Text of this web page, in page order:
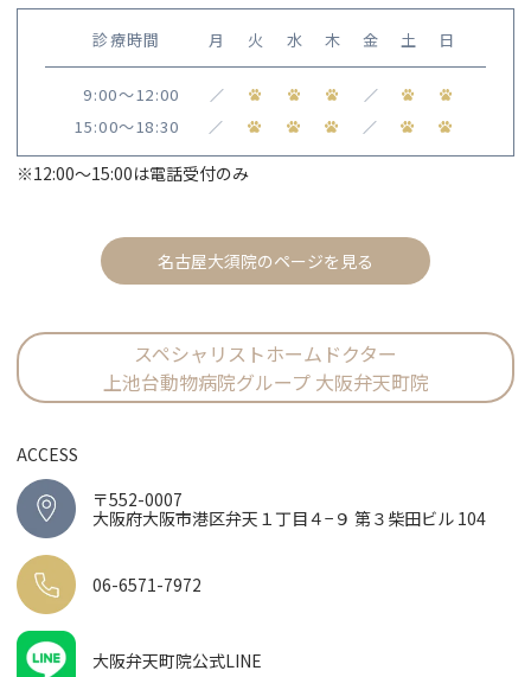
診療時間 月 火 水 木 金 土 日
9:00〜12:00 ／ ／
15:00〜18:30 ／ ／
※12:00〜15:00は電話受付のみ
名古屋大須院のページを見る
スペシャリストホームドクター
上池台動物病院グループ 大阪弁天町院
ACCESS
〒552-0007
大阪府大阪市港区弁天１丁目４−９ 第３柴田ビル 104
06-6571-7972
大阪弁天町院公式LINE